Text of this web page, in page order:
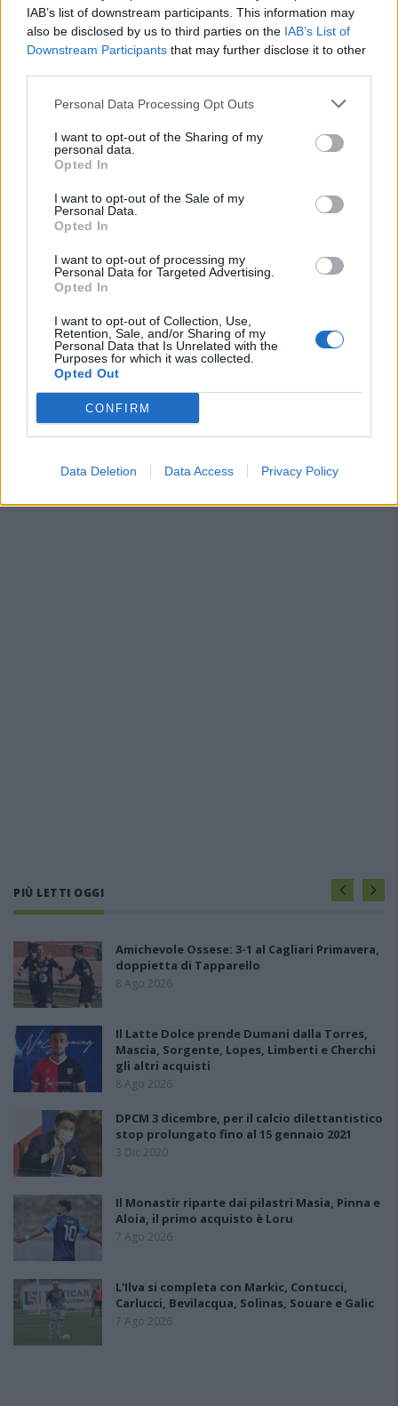
IAB’s list of downstream participants. This information may
also be disclosed by us to third parties on the IAB’s List of
Downstream Participants that may further disclose it to other
Personal Data Processing Opt Outs
I want to opt-out of the Sharing of my
personal data.
Opted In
I want to opt-out of the Sale of my
Personal Data.
Opted In
I want to opt-out of processing my
Personal Data for Targeted Advertising.
Opted In
I want to opt-out of Collection, Use,
Retention, Sale, and/or Sharing of my
Personal Data that Is Unrelated with the
Purposes for which it was collected.
Opted Out
CONFIRM
Data Deletion Data Access Privacy Policy
giusta determinazione»
26 Mag 2026
L'Antiochense all'atto finale, Piras: «Il Fonni
è forte, batterlo sarebbe l'ennesima impresa
26 Mag 2026
Playout: Sestu, Santa Giusta, Silanus e
25 Mag 2026
PIÙ LETTI OGGI
Amichevole Ossese: 3-1 al Cagliari Primavera,
doppietta di Tapparello
8 Ago 2026
Il Latte Dolce prende Dumani dalla Torres,
Mascia, Sorgente, Lopes, Limberti e Cherchi
gli altri acquisti
8 Ago 2026
DPCM 3 dicembre, per il calcio dilettantistico
stop prolungato fino al 15 gennaio 2021
3 Dic 2020
Il Monastir riparte dai pilastri Masia, Pinna e
Aloia, il primo acquisto è Loru
7 Ago 2026
L'Ilva si completa con Markic, Contucci,
Carlucci, Bevilacqua, Solinas, Souare e Galic
7 Ago 2026